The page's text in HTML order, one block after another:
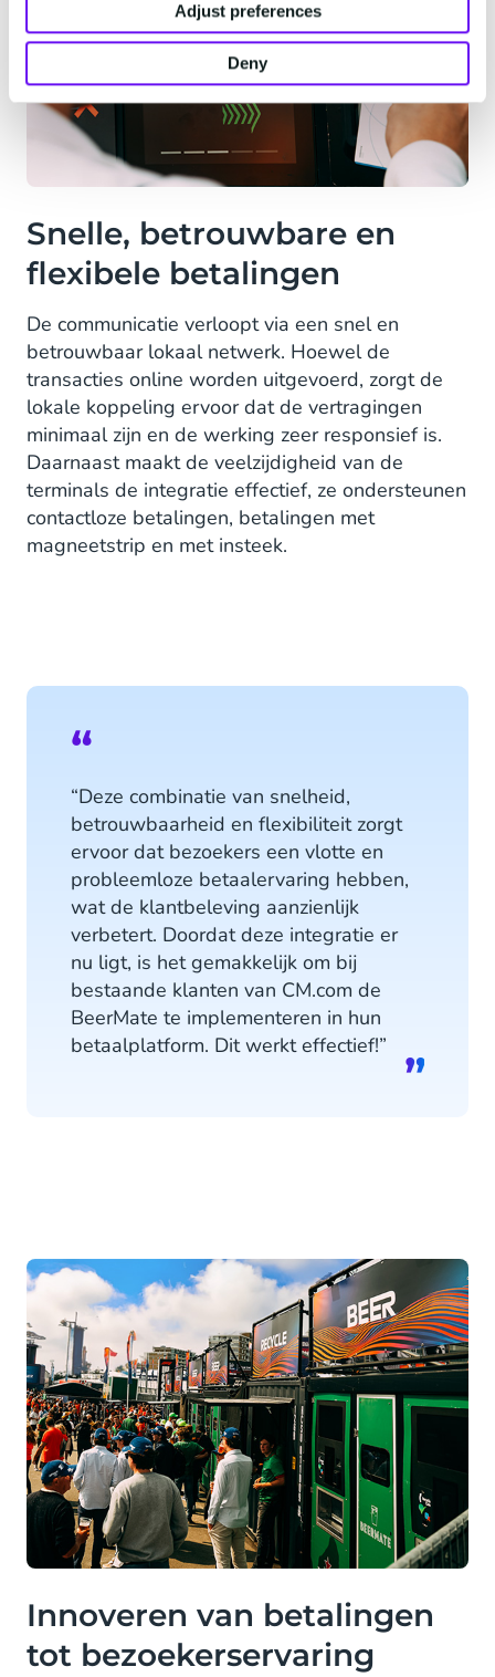
Adjust preferences
Deny
Snelle, betrouwbare en
flexibele betalingen
De communicatie verloopt via een snel en
betrouwbaar lokaal netwerk. Hoewel de
transacties online worden uitgevoerd, zorgt de
lokale koppeling ervoor dat de vertragingen
minimaal zijn en de werking zeer responsief is.
Daarnaast maakt de veelzijdigheid van de
terminals de integratie effectief, ze ondersteunen
contactloze betalingen, betalingen met
magneetstrip en met insteek.
“Deze combinatie van snelheid,
betrouwbaarheid en flexibiliteit zorgt
ervoor dat bezoekers een vlotte en
probleemloze betaalervaring hebben,
wat de klantbeleving aanzienlijk
verbetert. Doordat deze integratie er
nu ligt, is het gemakkelijk om bij
bestaande klanten van CM.com de
BeerMate te implementeren in hun
betaalplatform. Dit werkt effectief!”
Innoveren van betalingen
tot bezoekerservaring